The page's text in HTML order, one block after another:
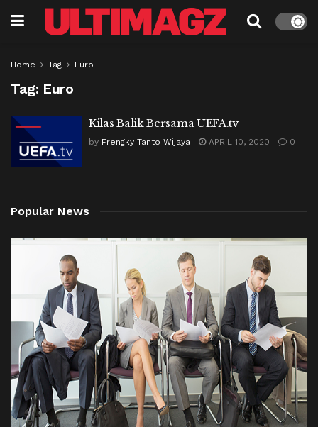
Home Tag Euro
Tag: Euro
Kilas Balik Bersama UEFA.tv
by Frengky Tanto Wijaya APRIL 10, 2020 0
Popular News